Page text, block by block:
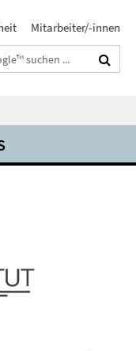
Mitarbeiter/-innen